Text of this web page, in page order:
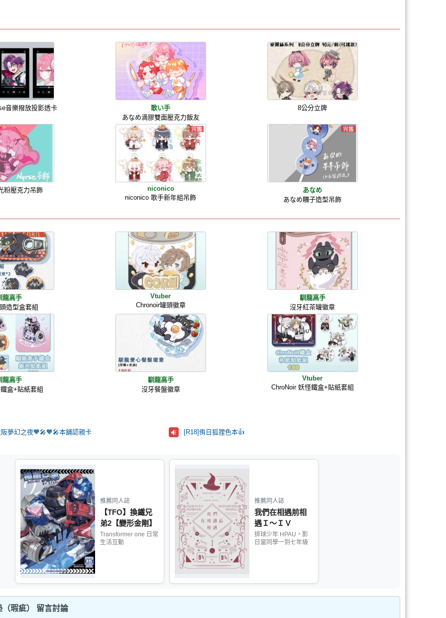
音樂撥放投影透卡
歌い手
あなめ滴膠雙面壓克力飯友
8公分立牌
粉壓克力吊飾
niconico
niconico 歌手新年組吊飾
あなめ
あなめ糰子造型吊飾
龍高手
造型盒套組
Vtuber
Chronoir罐頭徽章
馴龍高手
沒牙紅茶罐徽章
龍高手
盒+貼紙套組
馴龍高手
沒牙餐盤徽章
Vtuber
ChroNoir 妖怪鐵盒+貼紙套組
夢幻之夜🧡🎤🧡🎤本舖認親卡 [R18]侑日狐狸色本👍
推薦同人誌
【TFO】換鐵兄
弟2【變形金剛】
Transformer one 日常
生活互動
推薦同人誌
我們在相遇前相
遇Ｉ～ＩＶ
排球少年 HPAU，影
日當同學一到七年級
瑕疵） 留言討論